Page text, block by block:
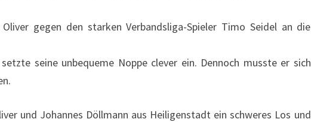
gegen den starken Verbandsliga-Spieler Timo Seidel an die
seine unbequeme Noppe clever ein. Dennoch musste er sich
und Johannes Döllmann aus Heiligenstadt ein schweres Los und